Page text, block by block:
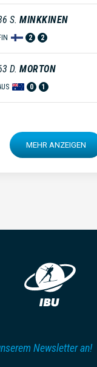
S. MINKKINEN
2 2
D. MORTON
0 1
MEHR ANZEIGEN
Newsletter an!